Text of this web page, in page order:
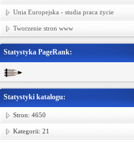
Unia Europejska - studia praca życie
Tworzenie stron www
Statystyka PageRank:
Statystyki katalogu:
Stron: 4650
Kategorii: 21